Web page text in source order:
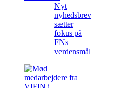
Nyt
nyhedsbrev
sætter
fokus på
FNs
verdensmål